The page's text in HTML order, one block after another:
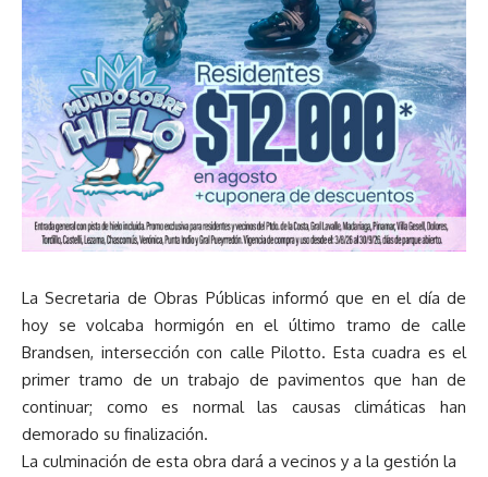
La Secretaria de Obras Públicas informó que en el día de
hoy se volcaba hormigón en el último tramo de calle
Brandsen, intersección con calle Pilotto. Esta cuadra es el
primer tramo de un trabajo de pavimentos que han de
continuar; como es normal las causas climáticas han
demorado su finalización.
La culminación de esta obra dará a vecinos y a la gestión la